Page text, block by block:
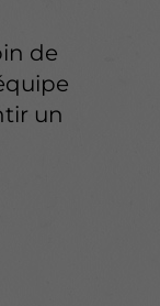
de
un